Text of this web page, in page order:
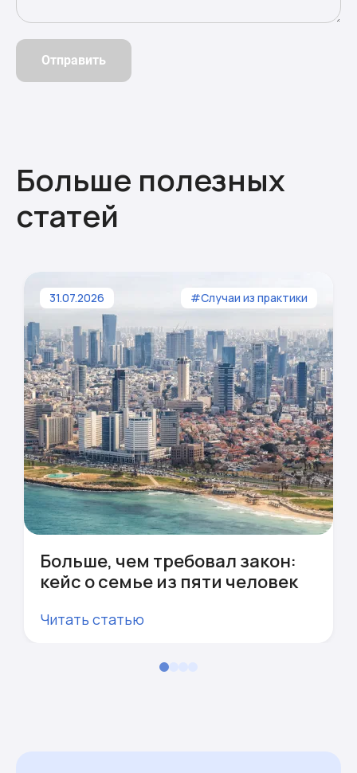
Отправить
Больше полезных
статей
31.07.2026 #Случаи из практики
Больше, чем требовал закон:
кейс о семье из пяти человек
Читать статью